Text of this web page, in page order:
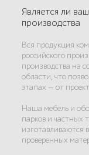
Является ли
производства
Вся продукция
российского
производства на
области, что
этапах — от
Наша мебель и
парков и частных
изготавливаются
проверенных